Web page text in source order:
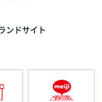
ンドサイト